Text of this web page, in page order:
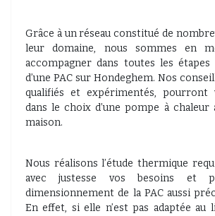
Grâce à un réseau constitué de
leur domaine, nous sommes en
accompagner dans toutes les étapes
d’une PAC sur Hondeghem. Nos
qualifiés et expérimentés, pourront
dans le choix d’une pompe à chaleur
maison.
Nous réalisons l’étude thermique
avec justesse vos besoins et
dimensionnement de la PAC aussi
En effet, si elle n’est pas adaptée au